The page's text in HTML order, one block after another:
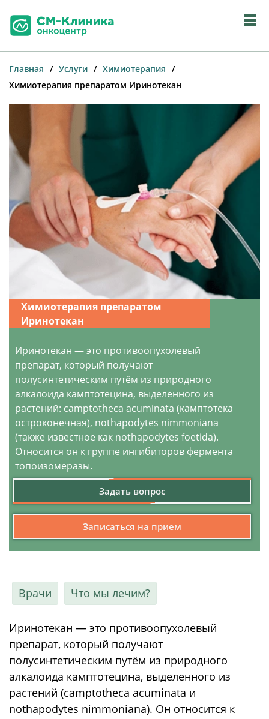
Главная / Услуги / Химиотерапия /
Химиотерапия препаратом Иринотекан
Химиотерапия препаратом
Иринотекан
Иринотекан — это противоопухолевый
препарат, который получают
полусинтетическим путём из природного
алкалоида камптотецина, выделенного из
растений: camptotheca acuminata (камптотека
остроконечная), nothapodytes nimmoniana
(также известное как nothapodytes foetida).
Относится он к группе ингибиторов фермента
топоизомеразы.
Задать вопрос
Записаться на прием
Врачи Что мы лечим?
Иринотекан — это противоопухолевый
препарат, который получают
полусинтетическим путём из природного
алкалоида камптотецина, выделенного из
растений (camptotheca acuminata и
nothapodytes nimmoniana). Он относится к